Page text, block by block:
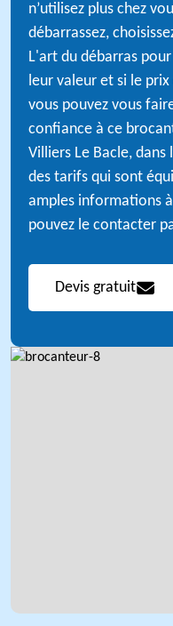
n’utilisez plus chez
débarrassez,
L'art du débarras
leur valeur et si le
vous pouvez vous
confiance à ce
Villiers Le Bacle, dans
des tarifs qui sont
amples informations
pouvez le contacter
Devis gratuit